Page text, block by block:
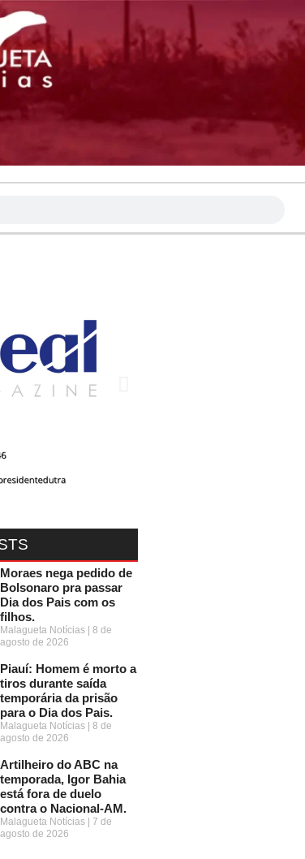
Moraes nega pedido de
Bolsonaro pra passar
Dia dos Pais com os
filhos.
Malagueta Notícias
8 de
agosto de 2026
Piauí: Homem é morto a
tiros durante saída
temporária da prisão
para o Dia dos Pais.
Malagueta Notícias
8 de
agosto de 2026
Artilheiro do ABC na
temporada, Igor Bahia
está fora de duelo
contra o Nacional-AM.
Malagueta Notícias
7 de
agosto de 2026